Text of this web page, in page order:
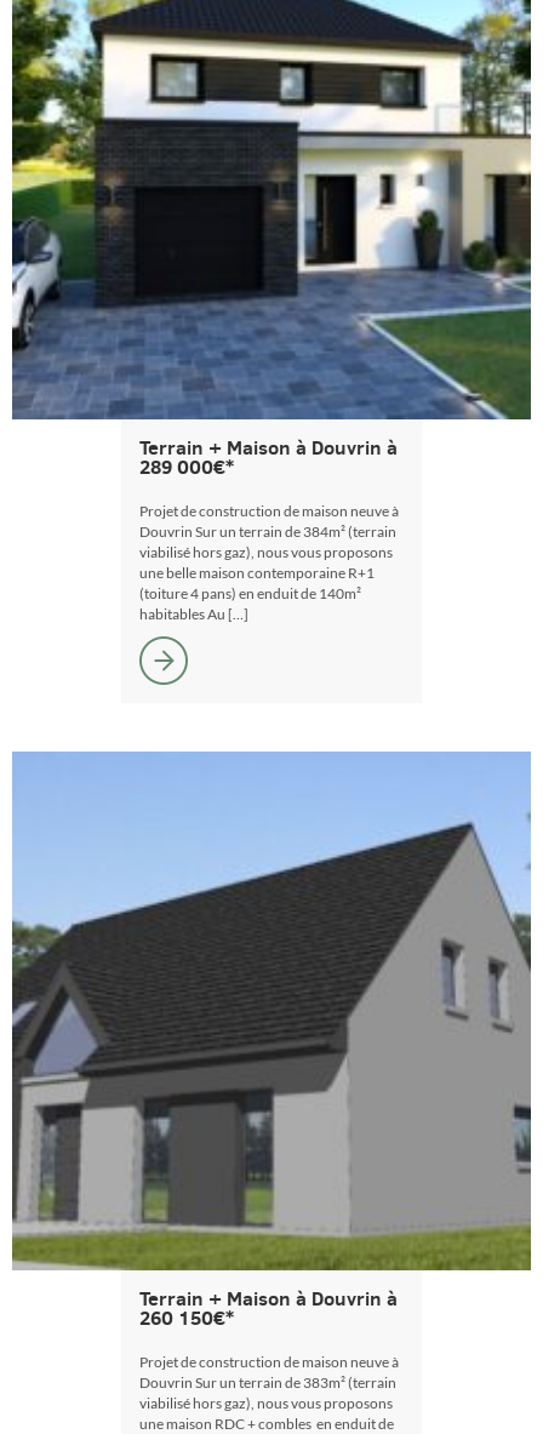
Terrain + Maison à Douvrin à
289 000€*
Projet de construction de maison neuve à
Douvrin Sur un terrain de 384m² (terrain
viabilisé hors gaz), nous vous proposons
une belle maison contemporaine R+1
(toiture 4 pans) en enduit de 140m²
habitables Au […]
Terrain + Maison à Douvrin à
260 150€*
Projet de construction de maison neuve à
Douvrin Sur un terrain de 383m² (terrain
viabilisé hors gaz), nous vous proposons
une maison RDC + combles en enduit de